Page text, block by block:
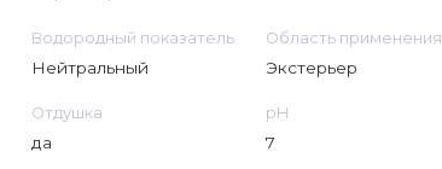
Водородный показатель
Нейтральный
Область применения
Экстерьер
Отдушка
да
рН
7